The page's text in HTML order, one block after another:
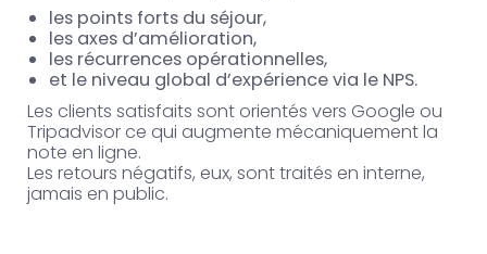
les points forts du séjour,
les axes d’amélioration,
les récurrences opérationnelles,
et le niveau global d’expérience via le NPS.
Les clients satisfaits sont orientés vers Google ou
Tripadvisor ce qui augmente mécaniquement la
note en ligne.
Les retours négatifs, eux, sont traités en interne,
jamais en public.